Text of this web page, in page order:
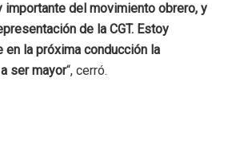
importante del movimiento obrero, y
de la CGT. Estoy
en la próxima conducción la
ser mayor“, cerró.